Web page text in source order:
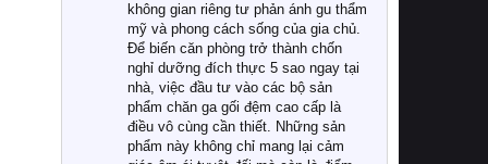
không gian riêng tư phản ánh gu thẩm
mỹ và phong cách sống của gia chủ.
Để biến căn phòng trở thành chốn
nghỉ dưỡng đích thực 5 sao ngay tại
nhà, việc đầu tư vào các bộ sản
phẩm chăn ga gối đệm cao cấp là
điều vô cùng cần thiết. Những sản
phẩm này không chỉ mang lại cảm